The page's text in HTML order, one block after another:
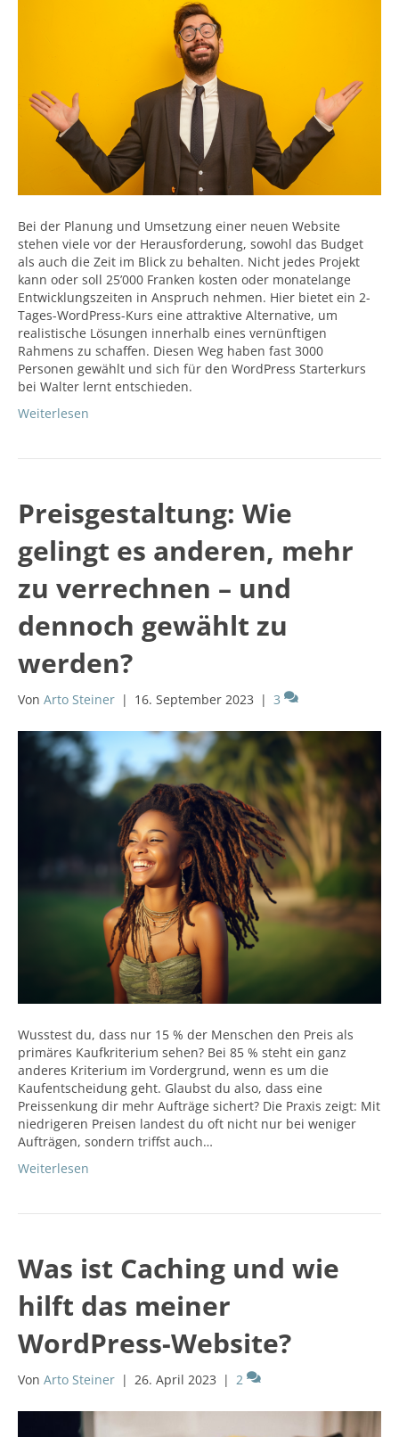
Bei der Planung und Umsetzung einer neuen Website
stehen viele vor der Herausforderung, sowohl das Budget
als auch die Zeit im Blick zu behalten. Nicht jedes Projekt
kann oder soll 25’000 Franken kosten oder monatelange
Entwicklungszeiten in Anspruch nehmen. Hier bietet ein 2-
Tages-WordPress-Kurs eine attraktive Alternative, um
realistische Lösungen innerhalb eines vernünftigen
Rahmens zu schaffen. Diesen Weg haben fast 3000
Personen gewählt und sich für den WordPress Starterkurs
bei Walter lernt entschieden.
Weiterlesen
Preisgestaltung: Wie
gelingt es anderen, mehr
zu verrechnen – und
dennoch gewählt zu
werden?
Von Arto Steiner | 16. September 2023 | 3
Wusstest du, dass nur 15 % der Menschen den Preis als
primäres Kaufkriterium sehen? Bei 85 % steht ein ganz
anderes Kriterium im Vordergrund, wenn es um die
Kaufentscheidung geht. Glaubst du also, dass eine
Preissenkung dir mehr Aufträge sichert? Die Praxis zeigt: Mit
niedrigeren Preisen landest du oft nicht nur bei weniger
Aufträgen, sondern triffst auch…
Weiterlesen
Was ist Caching und wie
hilft das meiner
WordPress-Website?
Von Arto Steiner | 26. April 2023 | 2